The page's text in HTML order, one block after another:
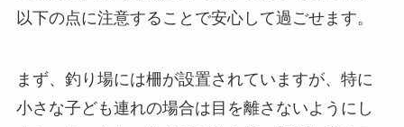
以下の点に注意することで安心して過ごせます。
まず、釣り場には柵が設置されていますが、特に
小さな子ども連れの場合は目を離さないようにし